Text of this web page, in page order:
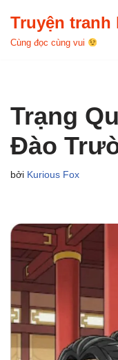
Chuyển
Truyện tranh
Cùng đọc cùng vui
Trạng
Đào
bởi Kurious Fox